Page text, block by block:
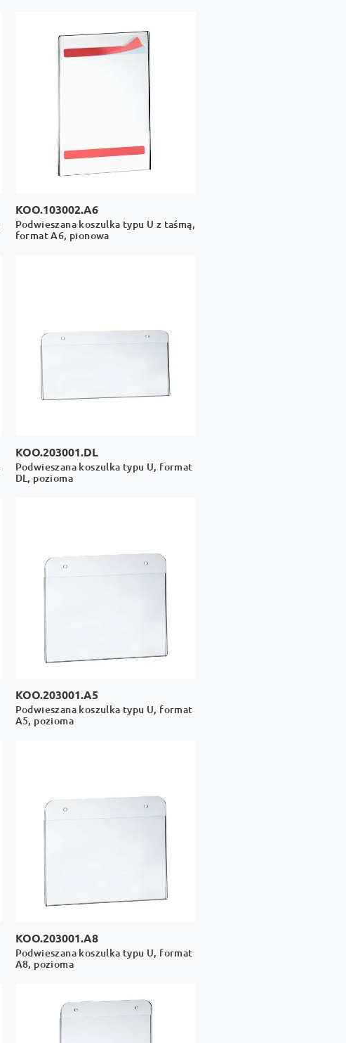
KOO.103002.A6
Podwieszana koszulka typu U z taśmą,
format A6, pionowa
KOO.203001.DL
Podwieszana koszulka typu U, format
DL, pozioma
KOO.203001.A5
Podwieszana koszulka typu U, format
A5, pozioma
KOO.203001.A8
Podwieszana koszulka typu U, format
A8, pozioma